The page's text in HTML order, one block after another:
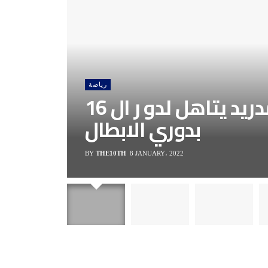
رياضة
اتليتكو مدريد يتاهل لدو ر ال 16
بدوري الابطال
BY THE10TH 8 JANUARY، 2022